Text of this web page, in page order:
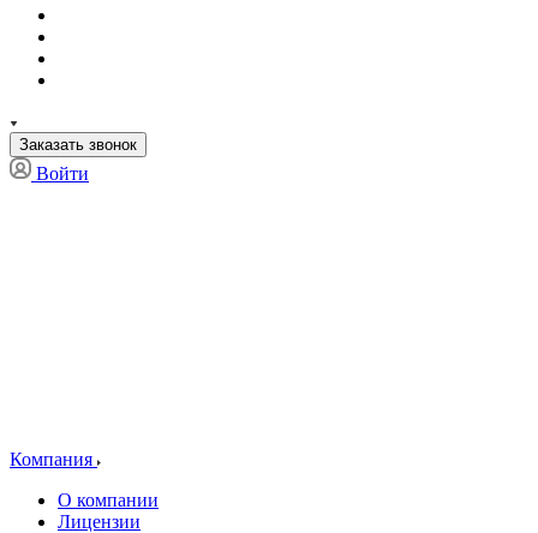
Заказать звонок
Войти
Компания
О компании
Лицензии